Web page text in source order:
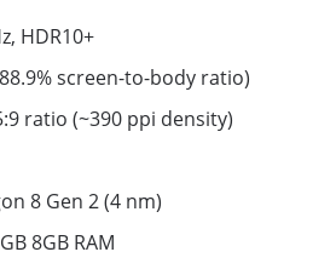
HDR10+
screen-to-body ratio)
ratio (~390 ppi density)
8 Gen 2 (4 nm)
8GB RAM